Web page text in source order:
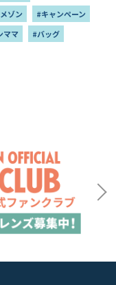
ゾン
#キャンペーン
ママ
#バッグ